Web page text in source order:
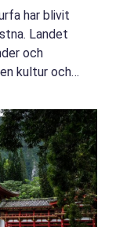
har blivit
Landet
och
kultur och